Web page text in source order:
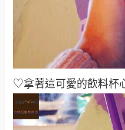
♡拿著這可愛的飲料杯